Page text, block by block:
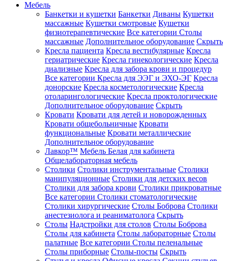
Мебель
Банкетки и кушетки Банкетки Диваны Кушетки
массажные Кушетки смотровые Кушетки
физиотерапевтические Все категории Столы
массажные Дополнительное оборудование Скрыть
Кресла пациента Кресла вестибулярные Кресла
гериатрические Кресла гинекологические Кресла
диализные Кресла для забора крови и процедур
Все категории Кресла для ЭЭГ и ЭХО-ЭГ Кресла
донорские Кресла косметологические Кресла
отоларингологические Кресла проктологические
Дополнительное оборудование Скрыть
Кровати Кровати для детей и новорожденных
Кровати общебольничные Кровати
функциональные Кровати металлические
Дополнительное оборудование
Лавкор™ Мебель Белая для кабинета
Общелабораторная мебель
Столики Столики инструментальные Столики
манипуляционные Столики для детских весов
Столики для забора крови Столики прикроватные
Все категории Столики стоматологические
Столики хирургические Столы Боброва Столики
анестезиолога и реаниматолога Скрыть
Столы Надстройки для столов Столы Боброва
Столы для кабинета Столы лабораторные Столы
палатные Все категории Столы пеленальные
Столы приборные Столы-посты Скрыть